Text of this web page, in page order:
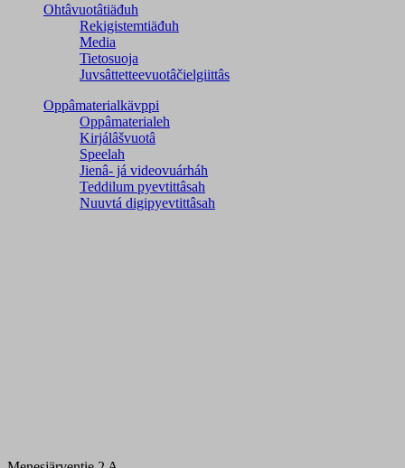
Ohtâvuotâtiäđuh
Rekigistemtiäđuh
Media
Tietosuoja
Juvsâttetteevuotâčielgiittâs
Oppâmaterialkävppi
Oppâmaterialeh
Kirjálâšvuotâ
Speelah
Jienâ- já videovuárháh
Teddilum pyevtittâsah
Nuuvtá digipyevtittâsah